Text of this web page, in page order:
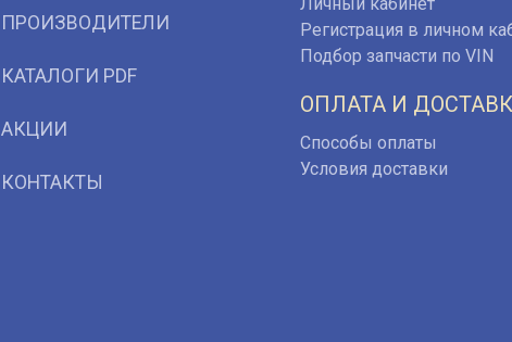
ПРОИЗВОДИТЕЛИ
КАТАЛОГИ PDF
АКЦИИ
КОНТАКТЫ
Регистрация в личном
Подбор запчасти по VIN
ОПЛАТА И
Способы оплаты
Условия доставки